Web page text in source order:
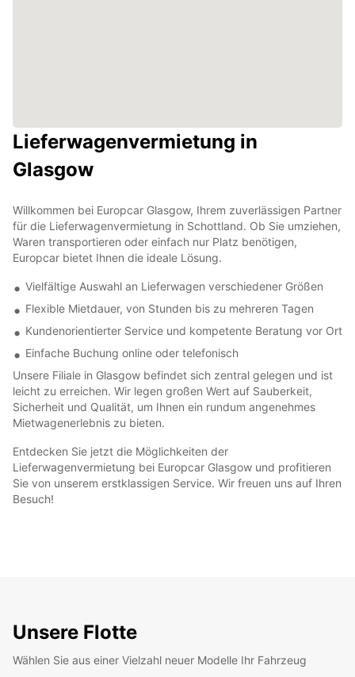
Lieferwagenvermietung in
Glasgow
Willkommen bei Europcar Glasgow, Ihrem zuverlässigen Partner
für die Lieferwagenvermietung in Schottland. Ob Sie umziehen,
Waren transportieren oder einfach nur Platz benötigen,
Europcar bietet Ihnen die ideale Lösung.
Vielfältige Auswahl an Lieferwagen verschiedener Größen
Flexible Mietdauer, von Stunden bis zu mehreren Tagen
Kundenorientierter Service und kompetente Beratung vor Ort
Einfache Buchung online oder telefonisch
Unsere Filiale in Glasgow befindet sich zentral gelegen und ist
leicht zu erreichen. Wir legen großen Wert auf Sauberkeit,
Sicherheit und Qualität, um Ihnen ein rundum angenehmes
Mietwagenerlebnis zu bieten.
Entdecken Sie jetzt die Möglichkeiten der
Lieferwagenvermietung bei Europcar Glasgow und profitieren
Sie von unserem erstklassigen Service. Wir freuen uns auf Ihren
Besuch!
Unsere Flotte
Wählen Sie aus einer Vielzahl neuer Modelle Ihr Fahrzeug